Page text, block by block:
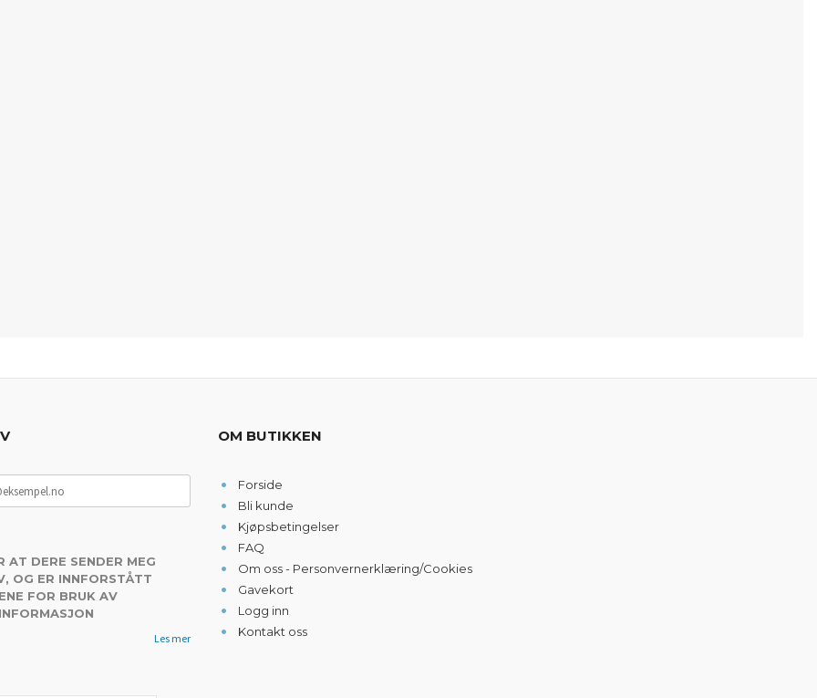
AT DERE SENDER MEG
OG ER INNFORSTÅTT
FOR BRUK AV
Les mer
OM BUTIKKEN
Forside
Bli kunde
Kjøpsbetingelser
FAQ
Om oss - Personvernerklæring/Cookies
Gavekort
Logg inn
Kontakt oss